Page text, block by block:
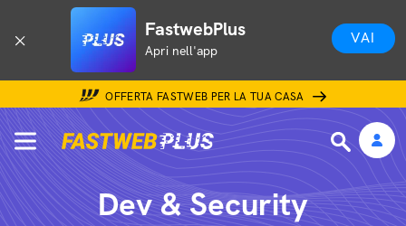
FastwebPlus
Apri nell'app
VAI
OFFERTA FASTWEB PER LA TUA CASA
Dev & Security